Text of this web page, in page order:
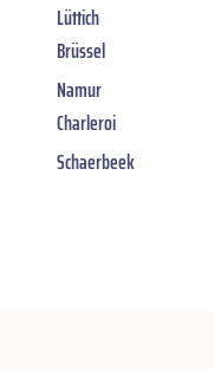
Lüttich
Brüssel
Namur
Charleroi
Schaerbeek